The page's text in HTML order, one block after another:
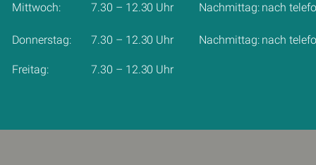
Mittwoch: 7.30 – 12.30 Uhr Nachmittag: nach
Donnerstag: 7.30 – 12.30 Uhr Nachmittag: nach
Freitag: 7.30 – 12.30 Uhr